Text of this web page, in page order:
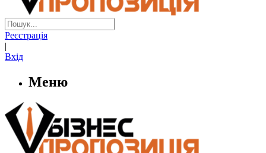
Реєстрація
|
Вхід
Меню